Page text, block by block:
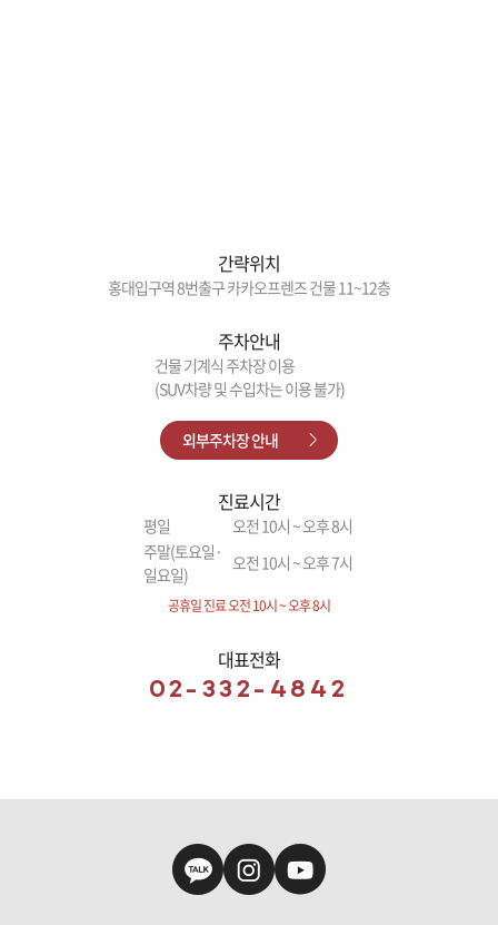
간략위치
홍대입구역 8번출구 카카오프렌즈 건물 11~12층
주차안내
건물 기계식 주차장 이용
(SUV차량 및 수입차는 이용 불가)
외부주차장 안내
진료시간
평일
오전 10시 ~ 오후 8시
주말(토요일·
일요일)
오전 10시 ~ 오후 7시
공휴일 진료 오전 10시 ~ 오후 8시
대표전화
02-332-4842